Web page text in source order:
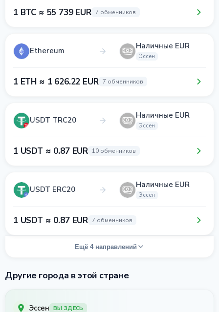
1 BTC ≈ 55 739 EUR 7 обменников
Ethereum Наличные EUR
Эссен
1 ETH ≈ 1 626.22 EUR 7 обменников
USDT TRC20 Наличные EUR
Эссен
1 USDT ≈ 0.87 EUR 10 обменников
USDT ERC20 Наличные EUR
Эссен
1 USDT ≈ 0.87 EUR 7 обменников
Ещё 4 направлений
Другие города в этой стране
Эссен ВЫ ЗДЕСЬ